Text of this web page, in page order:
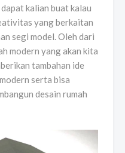
kalian buat kalau
yang berkaitan
segi model. Oleh dari
modern yang akan kita
tambahan ide
serta bisa
desain rumah